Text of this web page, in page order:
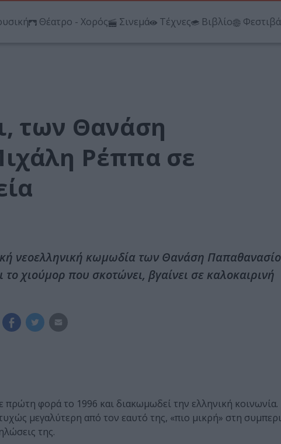
Θέατρο - Χορός Σινεμά Τέχνες Βιβλίο
των Θανάση
Ρέππα σε
νεοελληνική κωμωδία των Θανάση
χιούμορ που σκοτώνει, βγαίνει σε καλοκαιρινή
πρώτη φορά το 1996 και διακωμωδεί την ελληνική
μεγαλύτερη από τον εαυτό της, «πιο μικρή» στη
της.